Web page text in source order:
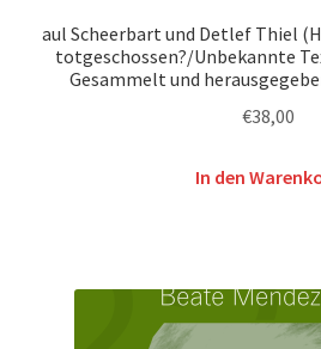
aul Scheerbart und Detlef Thiel
totgeschossen?/Unbekannte
Gesammelt und
€38,00
In den